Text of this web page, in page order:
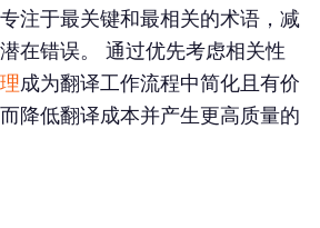
注于最关键和最相关的术语，减
在错误。 通过优先考虑相关性
成为翻译工作流程中简化且有价
降低翻译成本并产生更高质量的